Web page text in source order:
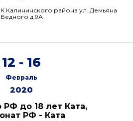
Калининского района ул. Демьяна
Бедного д.9А
12 - 16
Февраль
2020
РФ до 18 лет Ката,
РФ - Ката